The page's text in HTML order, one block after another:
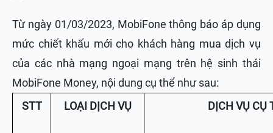
Từ ngày 01/03/2023, MobiFone thông báo áp dụng
mức chiết khấu mới cho khách hàng mua dịch vụ
của các nhà mạng ngoại mạng trên hệ sinh thái
MobiFone Money, nội dung cụ thể như sau:
STT
LOẠI DỊCH VỤ DỊCH VỤ CỤ